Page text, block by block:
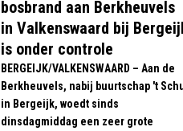
bosbrand aan Berkheuvels
in Valkenswaard bij
is onder controle
BERGEIJK/VALKENSWAARD – Aan de
Berkheuvels, nabij buurtschap 't
in Bergeijk, woedt sinds
dinsdagmiddag een zeer grote